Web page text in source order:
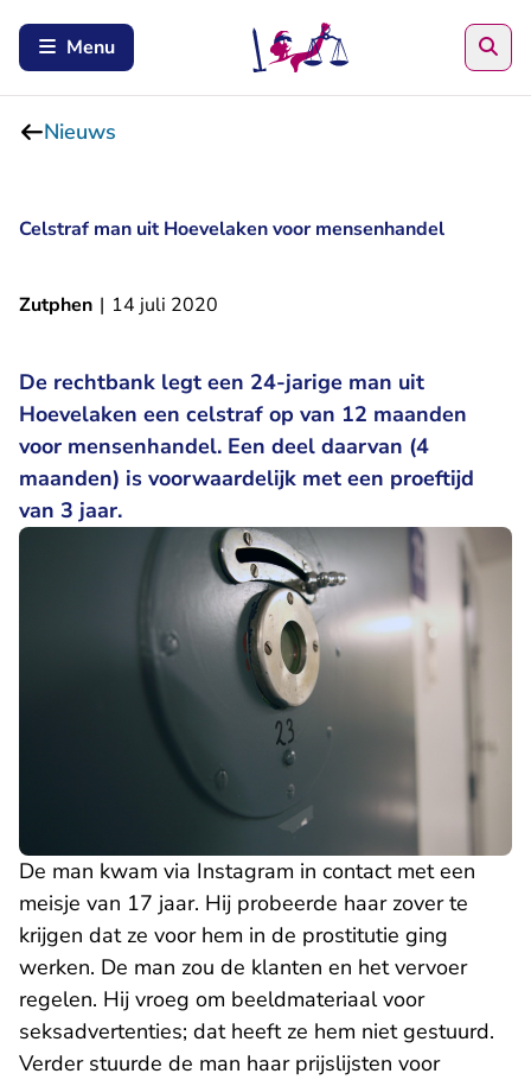
Menu
Nieuws
Celstraf man uit Hoevelaken voor mensenhandel
Zutphen | 14 juli 2020
De rechtbank legt een 24-jarige man uit
Hoevelaken een celstraf op van 12 maanden
voor mensenhandel. Een deel daarvan (4
maanden) is voorwaardelijk met een proeftijd
van 3 jaar.
De man kwam via Instagram in contact met een
meisje van 17 jaar. Hij probeerde haar zover te
krijgen dat ze voor hem in de prostitutie ging
werken. De man zou de klanten en het vervoer
regelen. Hij vroeg om beeldmateriaal voor
seksadvertenties; dat heeft ze hem niet gestuurd.
Verder stuurde de man haar prijslijsten voor